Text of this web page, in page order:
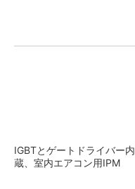
IGBTとゲートドライバー内
蔵、室内エアコン用IPM